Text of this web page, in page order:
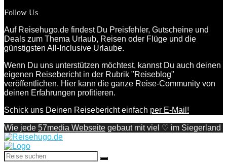
Follow Us
Auf Reisehugo.de findest Du Preisfehler, Gutscheine und
Deals zum Thema Urlaub, Reisen oder Flüge und die
günstigsten All-Inclusive Urlaube.
Wenn Du uns unterstützen möchtest, kannst Du auch deinen
eigenen Reisebericht in der Rubrik "Reiseblog"
veröffentlichen. Hier kann die ganze Reise-Community von
deinen Erfahrungen profitieren.
Schick uns Deinen Reisebericht einfach per E-Mail!
Wie jede 57media Webseite gebaut mit viel ♡ im Siegerland